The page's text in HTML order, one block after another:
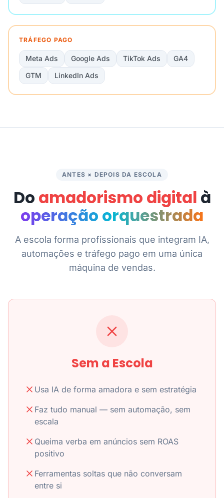
TRÁFEGO PAGO
Meta Ads Google Ads TikTok Ads
GA4
GTM
LinkedIn Ads
ANTES × DEPOIS DA ESCOLA
Do amadorismo digital à
operação orquestrada
A escola forma profissionais que integram IA,
automações e tráfego pago em uma única
máquina de vendas.
Sem a Escola
Usa IA de forma amadora e sem estratégia
Faz tudo manual — sem automação, sem
escala
Queima verba em anúncios sem ROAS
positivo
Ferramentas soltas que não conversam
entre si